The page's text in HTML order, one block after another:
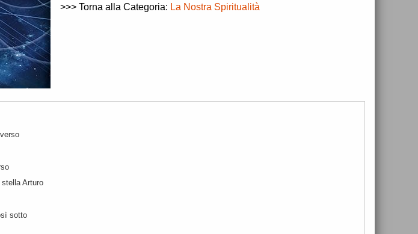
>>> Torna alla Categoria: La Nostra Spiritualità
Arturo
sotto